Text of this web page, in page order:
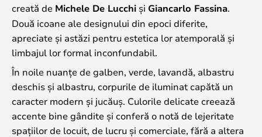
creată de Michele De Lucchi și Giancarlo Fassina.
Două icoane ale designului din epoci diferite,
apreciate și astăzi pentru estetica lor atemporală și
limbajul lor formal inconfundabil.
În noile nuanțe de galben, verde, lavandă, albastru
deschis și albastru, corpurile de iluminat capătă un
caracter modern și jucăuș. Culorile delicate creează
accente bine gândite și conferă o notă de lejeritate
spațiilor de locuit, de lucru și comerciale, fără a altera